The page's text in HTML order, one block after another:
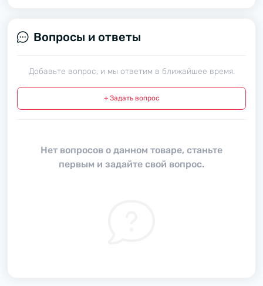
Вопросы и ответы
Добавьте вопрос, и мы ответим в ближайшее время.
+ Задать вопрос
Нет вопросов о данном товаре, станьте
первым и задайте свой вопрос.